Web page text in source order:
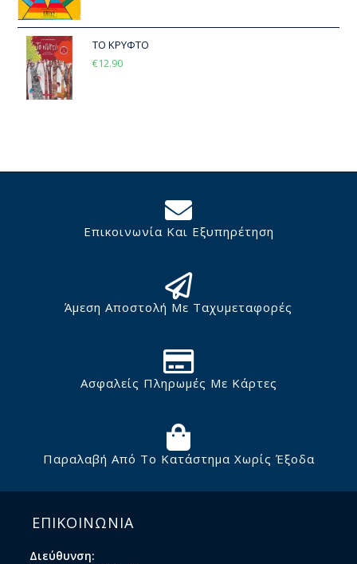
ΤΟ ΚΡΥΦΤΟ
€12.90
Επικοινωνία Και Εξυπηρέτηση
Άμεση Αποστολή Με Ταχυμεταφορές
Ασφαλείς Πληρωμές Με Κάρτες
Παραλαβή Από Το Κατάστημα Χωρίς Έξοδα
ΕΠΙΚΟΙΝΩΝΙΑ
Διεύθυνση: